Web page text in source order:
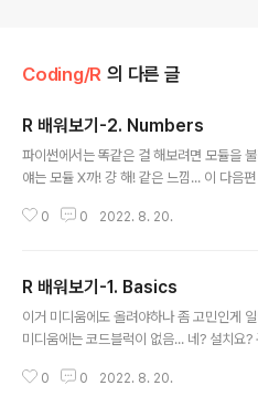
Coding/R 의 다른 글
R 배워보기-2. Numbers
파이썬에서는 똑같은 걸 해보려면 모듈을 불
얘는 모듈 X까! 걍 해! 같은 느낌... 이 다음
2427 runif()를 쓰면 0부터 1까지 중 아무
수 지정하는거다.
978 48.65714 87.73802 18.87537
위는 이런 식으로 지정한다.
건데 그거 보면..
0 0 2022. 8. 20.
R 배워보기-1. Basics
이거 미디움에도 올려야하나 좀 고민인게
미디움에는 코드블럭이 없음... 네? 설치요?
덱스 번호가 1부터 시작이다 2) 음수 인덱
0 0 2022. 8. 20.